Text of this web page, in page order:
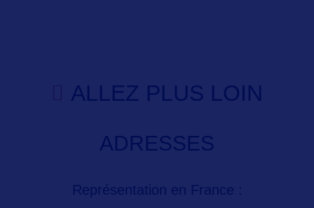
ALLEZ PLUS LOIN
ADRESSES
Représentation en France :